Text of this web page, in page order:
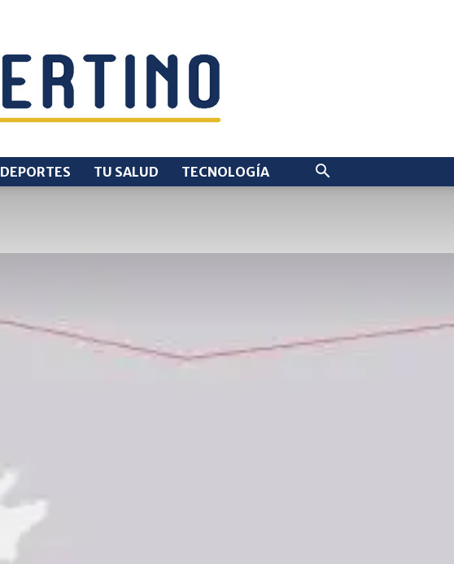
DEPORTES TU SALUD TECNOLOGÍA